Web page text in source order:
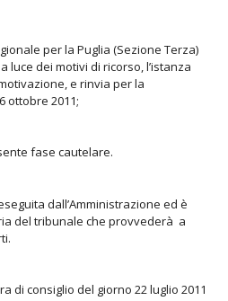
per la Puglia (Sezione Terza)
luce dei motivi di ricorso, l’istanza
e rinvia per la
ottobre 2011;
fase cautelare.
dall’Amministrazione ed è
del tribunale che provvederà a
di consiglio del giorno 22 luglio 2011